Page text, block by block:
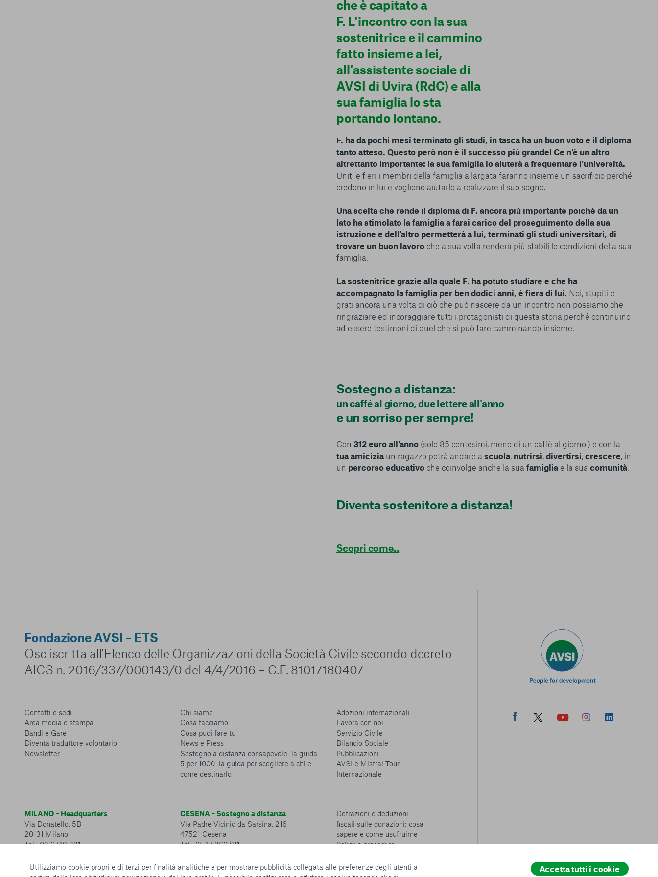
Utilizziamo cookie propri e di terzi per finalità analitiche e per mostrare pubblicità collegata alle preferenze degli utenti a
Accetta tutti i cookie
possibile attivarli e/o disattivarli secondo le proprie preferenze, salvo i Cookie
strettamente necessari per il funzionamento della Piattaforma. È importante tenere
conto del fatto che il blocco di alcuni cookie può condizionare l’esperienza sulla
Piattaforma e il suo funzionamento. Premendo “Conferma le mie scelte”, la
selezione relativa ai cookie effettuata verrà salvata. Se non è stata selezionata
alcuna opzione, premere questo pulsante equivarrà a rifiutare tutti i cookie. Per
ulteriori informazioni, è possibile consultare la nostra Ulteriori informazioni
Consenti tutti
che è capitato a
F. L'incontro con la sua
sostenitrice e il cammino
fatto insieme a lei,
all'assistente sociale di
AVSI di Uvira (RdC) e alla
sua famiglia lo sta
portando lontano.
F. ha da pochi mesi terminato gli studi, in tasca ha un buon voto e il diploma
tanto atteso. Questo però non è il successo più grande! Ce n'è un altro
altrettanto importante: la sua famiglia lo aiuterà a frequentare l'università.
Uniti e fieri i membri della famiglia allargata faranno insieme un sacrificio perché
credono in lui e vogliono aiutarlo a realizzare il suo sogno.
Una scelta che rende il diploma di F. ancora più importante poiché da un
lato ha stimolato la famiglia a farsi carico del proseguimento della sua
istruzione e dell'altro permetterà a lui, terminati gli studi universitari, di
trovare un buon lavoroche a sua volta renderà più stabili le condizioni della sua
famiglia.
La sostenitrice grazie alla quale F. ha potuto studiare e che ha
accompagnato la famiglia per ben dodici anni, è fiera di lui. Noi, stupiti e
grati ancora una volta di ciò che può nascere da un incontro non possiamo che
ringraziare ed incoraggiare tutti i protagonisti di questa storia perché continuino
ad essere testimoni di quel che si può fare camminando insieme.
Sostegno a distanza:
un caffé al giorno, due lettere all'anno
e un sorriso per sempre!
Con 312 euro all'anno(solo 85 centesimi, meno di un caffè al giorno!) e con la
tua amiciziaun ragazzo potrà andare a scuola, nutrirsi, divertirsi, crescere, in
un percorso educativoche coinvolge anche la sua famigliae la sua comunità.
Diventa sostenitore a distanza!
Scopri come..
Fondazione AVSI – ETS
Osc iscritta all’Elenco delle Organizzazioni della Società Civile secondo decreto
AICS n. 2016/337/000143/0 del 4/4/2016 – C.F. 81017180407
Contatti e sedi
Area media e stampa
Bandi e Gare
Diventa traduttore volontario
Newsletter
Chi siamo
Cosa facciamo
Cosa puoi fare tu
News e Press
Sostegno a distanza consapevole: la guida
5 per 1000: la guida per scegliere a chi e
come destinarlo
Adozioni internazionali
Lavora con noi
Servizio Civile
Bilancio Sociale
Pubblicazioni
AVSI e Mistral Tour
Internazionale
MILANO – Headquarters
Via Donatello, 5B
20131 Milano
Tel.: 02 6749 881
CESENA – Sostegno a distanza
Via Padre Vicinio da Sarsina, 216
47521 Cesena
Tel.: 0547 360 811
Detrazioni e deduzioni
fiscali sulle donazioni: cosa
sapere e come usufruirne
Policy e procedure
Privacy policy